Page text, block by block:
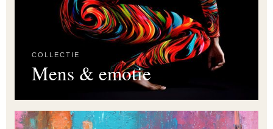
COLLECTIE
Mens & emotie